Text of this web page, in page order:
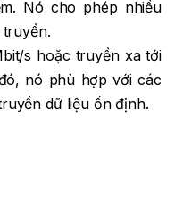
Nó cho phép nhiều
s hoặc truyền xa tới
nó phù hợp với các
dữ liệu ổn định.